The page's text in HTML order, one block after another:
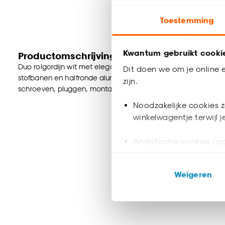
Toestemming
Kwantum gebruikt
Dit doen we om je online
zijn.
Noodzakelijke cookies
winkelwagentje terwijl
Analytische cookies
ook buiten de
Klik op ‘Ja, alles
Weigeren
Productomschrijving
Duo rolgordijn wit met elegante bovenkoof. Creëer je
stofbanen en halfronde aluminium bovenkoof. Eenvoudig
schroeven, pluggen, montagesteunen, kindveiligheidsclip en